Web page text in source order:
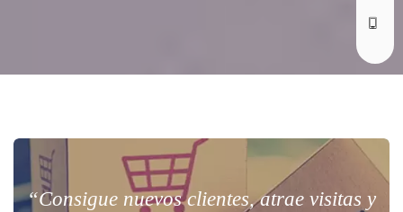
“Consigue nuevos clientes, atrae visitas y